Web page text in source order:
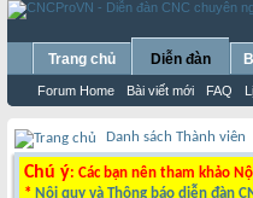
Trang chủ Diễn đàn
Forum Home Bài viết mới FAQ
Danh sách Thành viên
Chú ý: Các bạn nên tham khảo
* Nội quy và Thông báo diễn đàn